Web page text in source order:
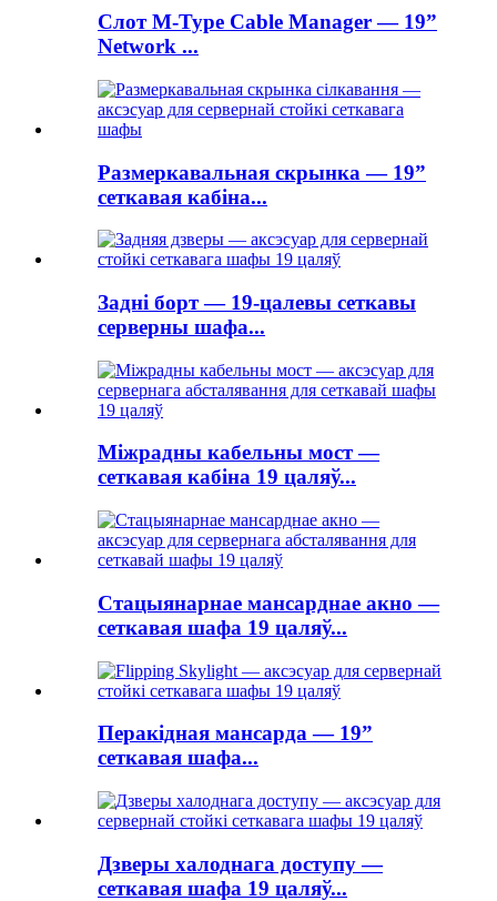
Слот M-Type Cable Manager — 19”
Network ...
Размеркавальная скрынка — 19”
сеткавая кабіна...
Задні борт — 19-цалевы сеткавы
серверны шафа...
Міжрадны кабельны мост —
сеткавая кабіна 19 цаляў...
Стацыянарнае мансарднае акно —
сеткавая шафа 19 цаляў...
Перакідная мансарда — 19”
сеткавая шафа...
Дзверы халоднага доступу —
сеткавая шафа 19 цаляў...